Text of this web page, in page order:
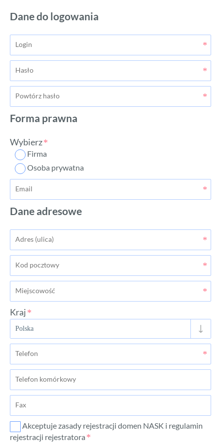
Dane do logowania
Forma prawna
Wybierz
Firma
Osoba prywatna
Dane adresowe
Kraj
Akceptuje zasady rejestracji domen NASK i regulamin
rejestracji rejestratora